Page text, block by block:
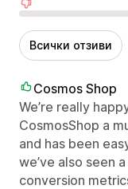
Отрицателни
Всички отзиви
Cosmos Shop
We’re really
CosmosShop a
and has been
we’ve also seen
conversion